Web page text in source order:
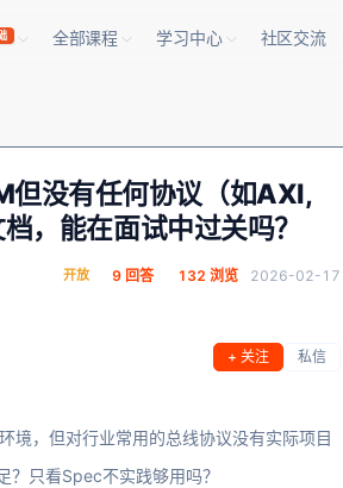
全部课程 学习中心 社区交流
没有任何协议（如AXI,
，能在面试中过关吗？
开放 9 回答 132 浏览 2026-02-17
+ 关注 私信
境，但对行业常用的总线协议没有实际项目
只看Spec不实践够用吗？